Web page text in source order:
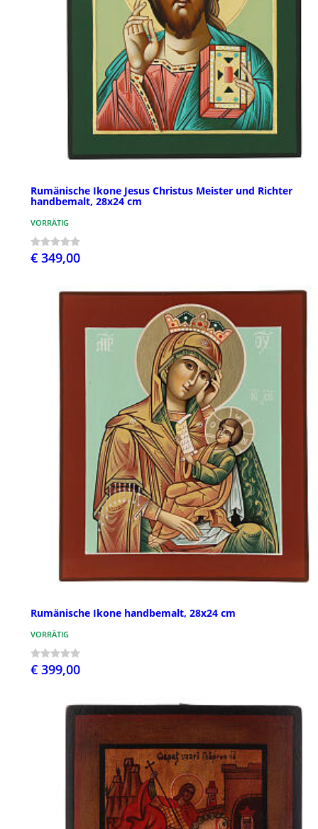
Rumänische Ikone Jesus Christus Meister und Richter
handbemalt, 28x24 cm
VORRÄTIG
€ 349,00
Rumänische Ikone handbemalt, 28x24 cm
VORRÄTIG
€ 399,00